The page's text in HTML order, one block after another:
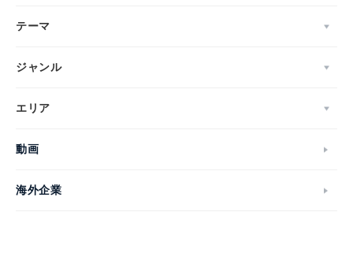
テーマ
ジャンル
エリア
動画
海外企業